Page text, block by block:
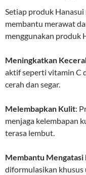
Setiap produk
membantu merawat
menggunakan produk
Meningkatkan
aktif seperti vitamin C
cerah dan segar.
Melembapkan Kulit:
menjaga kelembapan
terasa lembut.
Membantu Mengatasi
diformulasikan khusus